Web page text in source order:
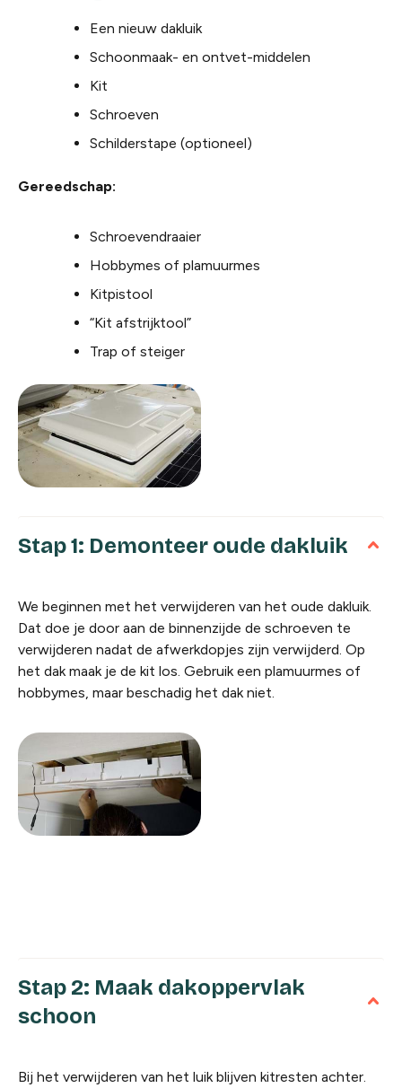
Een nieuw dakluik
Schoonmaak- en ontvet-middelen
Kit
Schroeven
Schilderstape (optioneel)
Gereedschap:
Schroevendraaier
Hobbymes of plamuurmes
Kitpistool
“Kit afstrijktool”
Trap of steiger
Stap 1: Demonteer oude dakluik
We beginnen met het verwijderen van het oude dakluik.
Dat doe je door aan de binnenzijde de schroeven te
verwijderen nadat de afwerkdopjes zijn verwijderd. Op
het dak maak je de kit los. Gebruik een plamuurmes of
hobbymes, maar beschadig het dak niet.
Stap 2: Maak dakoppervlak
schoon
Bij het verwijderen van het luik blijven kitresten achter.